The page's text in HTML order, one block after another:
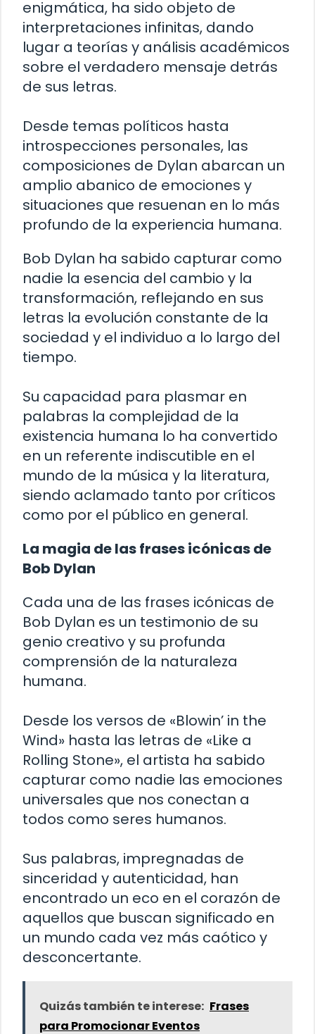
enigmática, ha sido objeto de
interpretaciones infinitas, dando
lugar a teorías y análisis académicos
sobre el verdadero mensaje detrás
de sus letras.
Desde temas políticos hasta
introspecciones personales, las
composiciones de Dylan abarcan un
amplio abanico de emociones y
situaciones que resuenan en lo más
profundo de la experiencia humana.
Bob Dylan ha sabido capturar como
nadie la esencia del cambio y la
transformación, reflejando en sus
letras la evolución constante de la
sociedad y el individuo a lo largo del
tiempo.
Su capacidad para plasmar en
palabras la complejidad de la
existencia humana lo ha convertido
en un referente indiscutible en el
mundo de la música y la literatura,
siendo aclamado tanto por críticos
como por el público en general.
La magia de las frases icónicas de
Bob Dylan
Cada una de las frases icónicas de
Bob Dylan es un testimonio de su
genio creativo y su profunda
comprensión de la naturaleza
humana.
Desde los versos de «Blowin’ in the
Wind» hasta las letras de «Like a
Rolling Stone», el artista ha sabido
capturar como nadie las emociones
universales que nos conectan a
todos como seres humanos.
Sus palabras, impregnadas de
sinceridad y autenticidad, han
encontrado un eco en el corazón de
aquellos que buscan significado en
un mundo cada vez más caótico y
desconcertante.
Quizás también te interese: Frases
para Promocionar Eventos